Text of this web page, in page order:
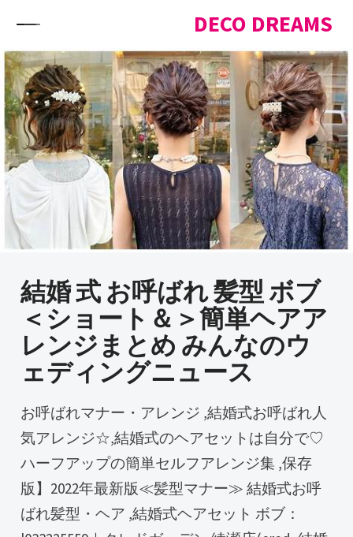
DECO DREAMS
結婚 式 お呼ばれ 髪型 ボブ
＜ショート＆＞簡単ヘアア
レンジまとめ みんなのウ
ェディングニュース
お呼ばれマナー・アレンジ ,結婚式お呼ばれ人
気アレンジ☆,結婚式のヘアセットは自分で♡
ハーフアップの簡単セルフアレンジ集 ,保存
版】2022年最新版≪髪型マナー≫ 結婚式お呼
ばれ髪型・ヘア ,結婚式ヘアセット ボブ：